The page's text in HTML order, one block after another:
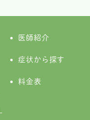
医師紹介
症状から探す
料金表